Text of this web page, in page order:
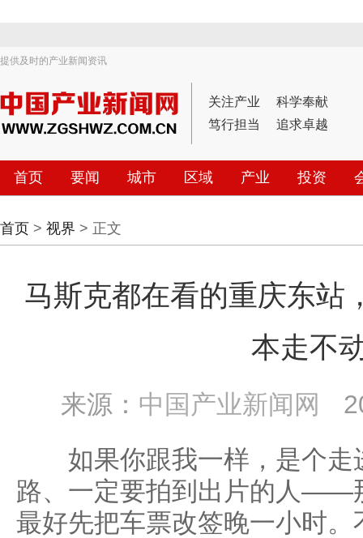
提供及时的产业新闻资讯
关注产业
科学奉献
笃行担当
追求卓越
首页 要闻 城市 区域 产业 投资
首页 > 视界 > 正文
马斯克都在看的重庆东站
本走不
来源： 中国产业新闻网
如果你跟我一样，是个走
路、一定要拍到出片的人——
最好先把车票改签晚一小时